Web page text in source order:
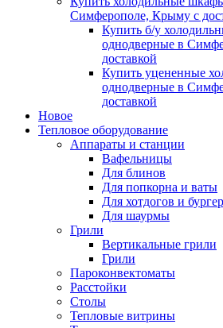
Симферополе, Крыму с
Купить б/у
однодверные в
доставкой
Купить уцененные
однодверные в
доставкой
Новое
Тепловое оборудование
Аппараты и станции
Вафельницы
Для блинов
Для попкорна и ваты
Для хотдогов и
Для шаурмы
Грили
Вертикальные грили
Грили
Пароконвектоматы
Расстойки
Столы
Тепловые витрины